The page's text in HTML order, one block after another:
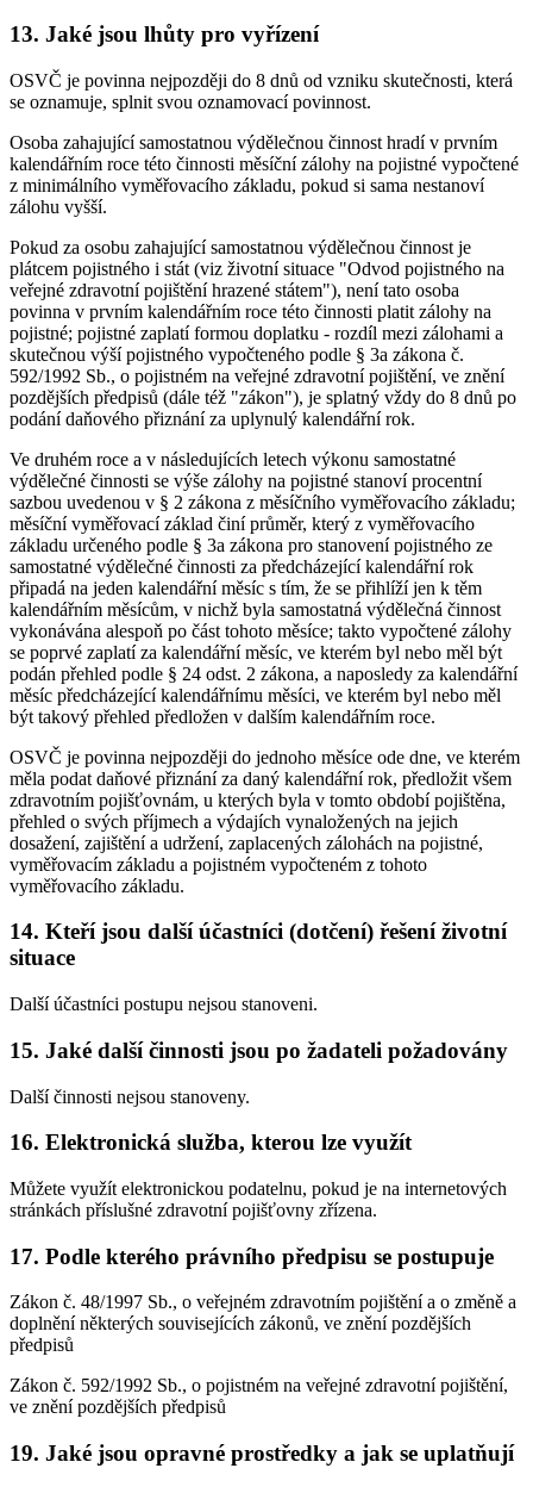
13. Jaké jsou lhůty pro vyřízení
OSVČ je povinna nejpozději do 8 dnů od vzniku skutečnosti, která
se oznamuje, splnit svou oznamovací povinnost.
Osoba zahajující samostatnou výdělečnou činnost hradí v prvním
kalendářním roce této činnosti měsíční zálohy na pojistné vypočtené
z minimálního vyměřovacího základu, pokud si sama nestanoví
zálohu vyšší.
Pokud za osobu zahajující samostatnou výdělečnou činnost je
plátcem pojistného i stát (viz životní situace "Odvod pojistného na
veřejné zdravotní pojištění hrazené státem"), není tato osoba
povinna v prvním kalendářním roce této činnosti platit zálohy na
pojistné; pojistné zaplatí formou doplatku - rozdíl mezi zálohami a
skutečnou výší pojistného vypočteného podle § 3a zákona č.
592/1992 Sb., o pojistném na veřejné zdravotní pojištění, ve znění
pozdějších předpisů (dále též "zákon"), je splatný vždy do 8 dnů po
podání daňového přiznání za uplynulý kalendářní rok.
Ve druhém roce a v následujících letech výkonu samostatné
výdělečné činnosti se výše zálohy na pojistné stanoví procentní
sazbou uvedenou v § 2 zákona z měsíčního vyměřovacího základu;
měsíční vyměřovací základ činí průměr, který z vyměřovacího
základu určeného podle § 3a zákona pro stanovení pojistného ze
samostatné výdělečné činnosti za předcházející kalendářní rok
připadá na jeden kalendářní měsíc s tím, že se přihlíží jen k těm
kalendářním měsícům, v nichž byla samostatná výdělečná činnost
vykonávána alespoň po část tohoto měsíce; takto vypočtené zálohy
se poprvé zaplatí za kalendářní měsíc, ve kterém byl nebo měl být
podán přehled podle § 24 odst. 2 zákona, a naposledy za kalendářní
měsíc předcházející kalendářnímu měsíci, ve kterém byl nebo měl
být takový přehled předložen v dalším kalendářním roce.
OSVČ je povinna nejpozději do jednoho měsíce ode dne, ve kterém
měla podat daňové přiznání za daný kalendářní rok, předložit všem
zdravotním pojišťovnám, u kterých byla v tomto období pojištěna,
přehled o svých příjmech a výdajích vynaložených na jejich
dosažení, zajištění a udržení, zaplacených zálohách na pojistné,
vyměřovacím základu a pojistném vypočteném z tohoto
vyměřovacího základu.
14. Kteří jsou další účastníci (dotčení) řešení životní
situace
Další účastníci postupu nejsou stanoveni.
15. Jaké další činnosti jsou po žadateli požadovány
Další činnosti nejsou stanoveny.
16. Elektronická služba, kterou lze využít
Můžete využít elektronickou podatelnu, pokud je na internetových
stránkách příslušné zdravotní pojišťovny zřízena.
17. Podle kterého právního předpisu se postupuje
Zákon č. 48/1997 Sb., o veřejném zdravotním pojištění a o změně a
doplnění některých souvisejících zákonů, ve znění pozdějších
předpisů
Zákon č. 592/1992 Sb., o pojistném na veřejné zdravotní pojištění,
ve znění pozdějších předpisů
19. Jaké jsou opravné prostředky a jak se uplatňují